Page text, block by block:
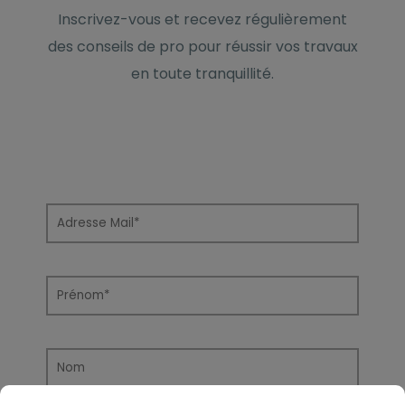
Inscrivez-vous et recevez régulièrement
des conseils de pro pour réussir vos travaux
en toute tranquillité.